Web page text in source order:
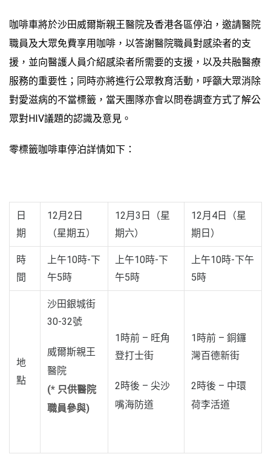
咖啡車將於沙田威爾斯親王醫院及香港各區停泊，邀請醫院
職員及大眾免費享用咖啡，以答謝醫院職員對感染者的支
援，並向醫護人員介紹感染者所需要的支援，以及共融醫療
服務的重要性；同時亦將進行公眾教育活動，呼籲大眾消除
對愛滋病的不當標籤，當天團隊亦會以問卷調查方式了解公
眾對HIV議題的認識及意見。
零標籤咖啡車停泊詳情如下：
日
期
12月2日
（星期五）
12月3日（星
期六）
12月4日（星
期日）
時
間
上午10時-下
午5時
上午10時-下
午5時
上午10時-下午
5時
地
點
沙田銀城街
30-32號
威爾斯親王
醫院
(* 只供醫院
職員參與)
1時前 – 旺角
登打士街
2時後 – 尖沙
嘴海防道
1時前 – 銅鑼
灣百德新街
2時後 – 中環
荷李活道